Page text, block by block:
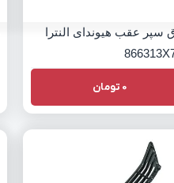
سپر عقب هیوندای النترا
0 تومان